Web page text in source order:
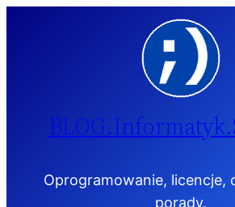
Oprogramowanie, licencje,
porady.